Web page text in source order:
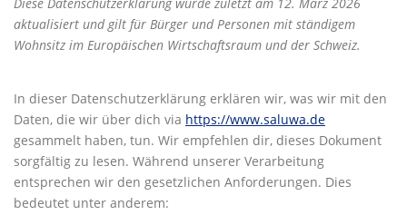
aktualisiert und gilt für Bürger und Personen mit ständigem
Wohnsitz im Europäischen Wirtschaftsraum und der Schweiz.
In dieser Datenschutzerklärung erklären wir, was wir mit den
Daten, die wir über dich via https://www.saluwa.de
gesammelt haben, tun. Wir empfehlen dir, dieses Dokument
sorgfältig zu lesen. Während unserer Verarbeitung
entsprechen wir den gesetzlichen Anforderungen. Dies
bedeutet unter anderem: